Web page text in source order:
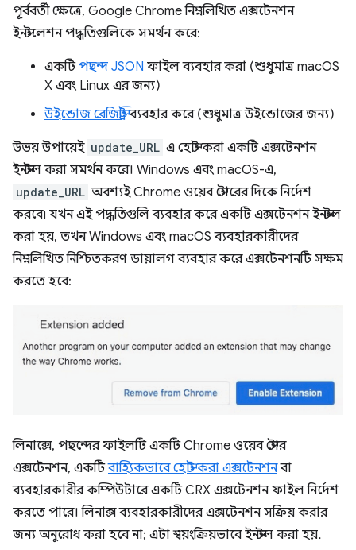
পূর্ববর্তী ক্ষেত্রে, Google Chrome নিম্নলিখিত এক্সটেনশন
ইনস্টলেশন পদ্ধতিগুলিকে সমর্থন করে:
একটিপছন্দ JSON ফাইল ব্যবহার করা (শুধুমাত্র macOS
X এবং Linux এর জন্য)
উইন্ডোজ রেজিস্ট্রিব্যবহার করে (শুধুমাত্র উইন্ডোজের জন্য)
উভয় উপায়েই update_URL এ হোস্ট করা একটি এক্সটেনশন
ইনস্টল করা সমর্থন করে। Windows এবং macOS-এ,
update_URL অবশ্যই Chrome ওয়েব স্টোরের দিকে নির্দেশ
করবে৷ যখন এই পদ্ধতিগুলি ব্যবহার করে একটি এক্সটেনশন ইনস্টল
করা হয়, তখন Windows এবং macOS ব্যবহারকারীদের
নিম্নলিখিত নিশ্চিতকরণ ডায়ালগ ব্যবহার করে এক্সটেনশনটি সক্ষম
করতে হবে:
লিনাক্সে, পছন্দের ফাইলটি একটি Chrome ওয়েব স্টোর
এক্সটেনশন, একটিবাহ্যিকভাবে হোস্ট করা এক্সটেনশনবা
ব্যবহারকারীর কম্পিউটারে একটি CRX এক্সটেনশন ফাইল নির্দেশ
করতে পারে। লিনাক্স ব্যবহারকারীদের এক্সটেনশন সক্রিয় করার
জন্য অনুরোধ করা হবে না; এটা স্বয়ংক্রিয়ভাবে ইনস্টল করা হয়.